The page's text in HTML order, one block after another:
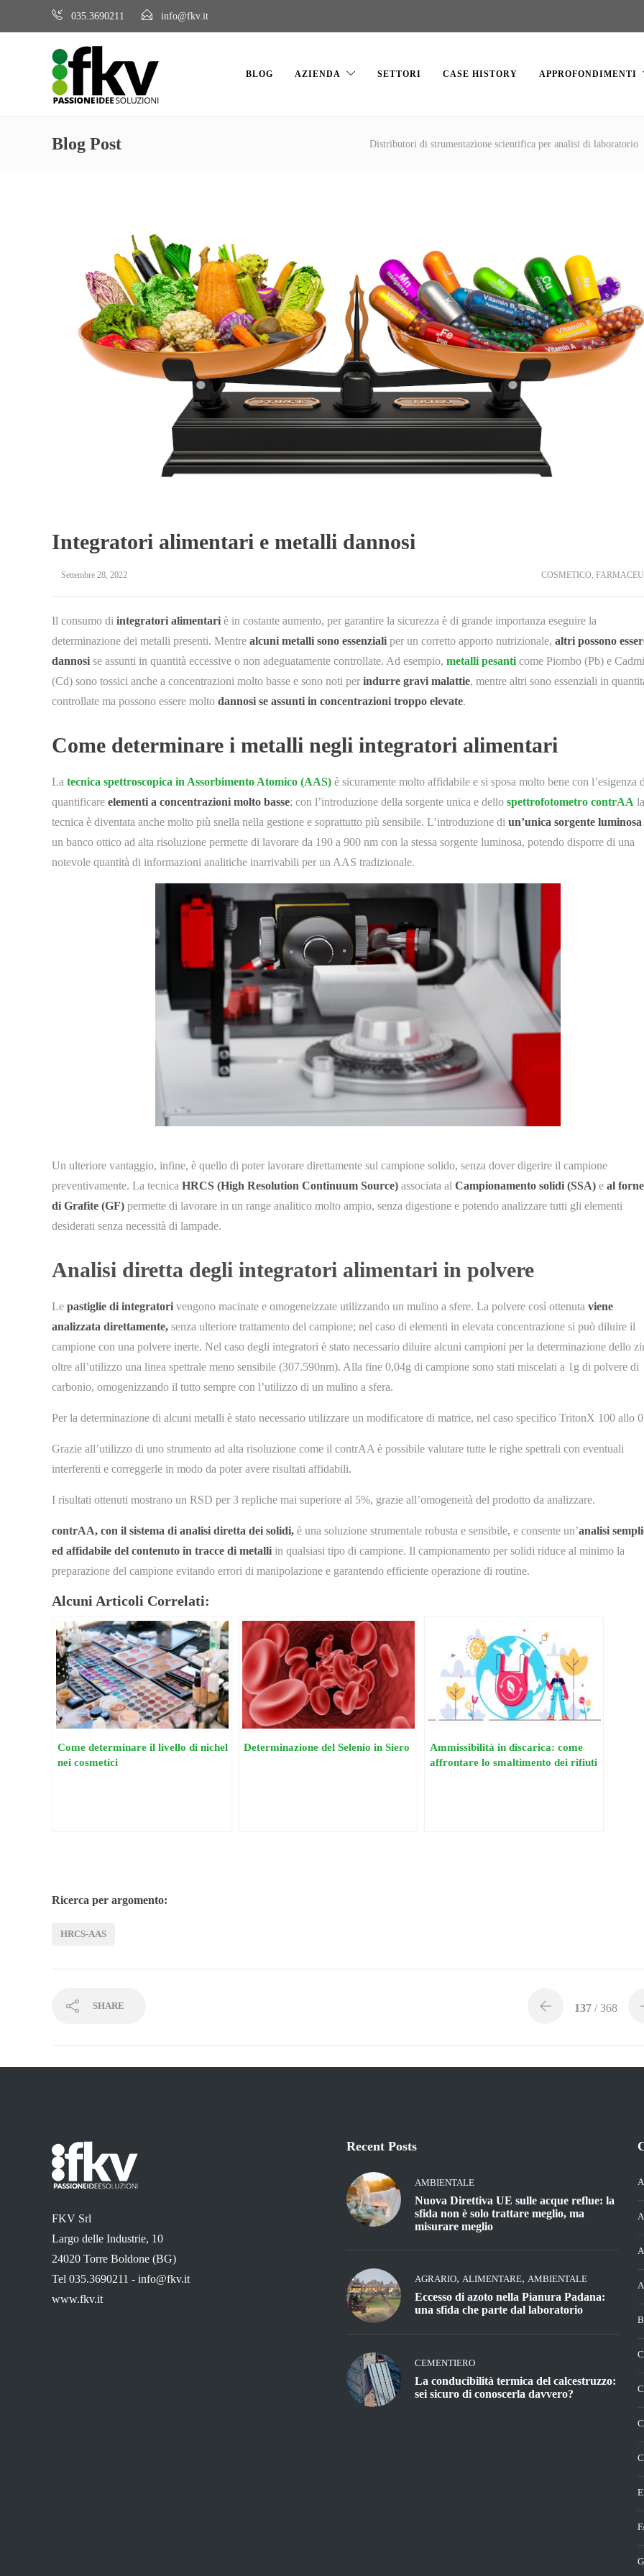
035.3690211 info@fkv.it
BLOG AZIENDA SETTORI CASE HISTORY APPROFONDIMENTI
Blog Post Distributori di strumentazione scientifica per analisi di laboratorio
Integratori alimentari e metalli dannosi
Settembre 28, 2022 COSMETICO
Il consumo di integratori alimentari è in costante aumento, per garantire la sicurezza è di grande importanza eseguire la
determinazione dei metalli presenti. Mentre alcuni metalli sono essenziali per un corretto apporto nutrizionale, altri possono
dannosi se assunti in quantità eccessive o non adeguatamente controllate. Ad esempio, metalli pesanti come Piombo (Pb) e
(Cd) sono tossici anche a concentrazioni molto basse e sono noti per indurre gravi malattie, mentre altri sono essenziali in
controllate ma possono essere molto dannosi se assunti in concentrazioni troppo elevate.
Come determinare i metalli negli integratori alimentari
La tecnica spettroscopica in Assorbimento Atomico (AAS) è sicuramente molto affidabile e si sposa molto bene con l’esigenza
quantificare elementi a concentrazioni molto basse; con l’introduzione della sorgente unica e dello spettrofotometro contrAA la
tecnica è diventata anche molto più snella nella gestione e soprattutto più sensibile. L’introduzione di un’unica sorgente luminosa
un banco ottico ad alta risoluzione permette di lavorare da 190 a 900 nm con la stessa sorgente luminosa, potendo disporre di una
notevole quantità di informazioni analitiche inarrivabili per un AAS tradizionale.
Un ulteriore vantaggio, infine, è quello di poter lavorare direttamente sul campione solido, senza dover digerire il campione
preventivamente. La tecnica HRCS (High Resolution Continuum Source) associata al Campionamento solidi (SSA) e al
di Grafite (GF) permette di lavorare in un range analitico molto ampio, senza digestione e potendo analizzare tutti gli elementi
desiderati senza necessità di lampade.
Analisi diretta degli integratori alimentari in polvere
Le pastiglie di integratori vengono macinate e omogeneizzate utilizzando un mulino a sfere. La polvere così ottenuta viene
analizzata direttamente, senza ulteriore trattamento del campione; nel caso di elementi in elevata concentrazione si può diluire il
campione con una polvere inerte. Nel caso degli integratori è stato necessario diluire alcuni campioni per la determinazione dello
oltre all’utilizzo una linea spettrale meno sensibile (307.590nm). Alla fine 0,04g di campione sono stati miscelati a 1g di polvere di
carbonio, omogenizzando il tutto sempre con l’utilizzo di un mulino a sfera.
Per la determinazione di alcuni metalli è stato necessario utilizzare un modificatore di matrice, nel caso specifico TritonX 100 allo
Grazie all’utilizzo di uno strumento ad alta risoluzione come il contrAA è possibile valutare tutte le righe spettrali con eventuali
interferenti e correggerle in modo da poter avere risultati affidabili.
I risultati ottenuti mostrano un RSD per 3 repliche mai superiore al 5%, grazie all’omogeneità del prodotto da analizzare.
contrAA, con il sistema di analisi diretta dei solidi, è una soluzione strumentale robusta e sensibile, e consente un’analisi
ed affidabile del contenuto in tracce di metalli in qualsiasi tipo di campione. Il campionamento per solidi riduce al minimo la
preparazione del campione evitando errori di manipolazione e garantendo efficiente operazione di routine.
Alcuni Articoli Correlati:
Come determinare il livello di nichel
nei cosmetici
Determinazione del Selenio in Siero
Ammissibilità in discarica: come
affrontare lo smaltimento dei rifiuti
Ricerca per argomento:
HRCS-AAS
SHARE 137 / 368
FKV Srl
Largo delle Industrie, 10
24020 Torre Boldone (BG)
Tel 035.3690211 - info@fkv.it
www.fkv.it
Recent Posts
AMBIENTALE
Nuova Direttiva UE sulle acque reflue: la
sfida non è solo trattare meglio, ma
misurare meglio
AGRARIO, ALIMENTARE, AMBIENTALE
Eccesso di azoto nella Pianura Padana:
una sfida che parte dal laboratorio
CEMENTIERO
La conducibilità termica del calcestruzzo:
sei sicuro di conoscerla davvero?